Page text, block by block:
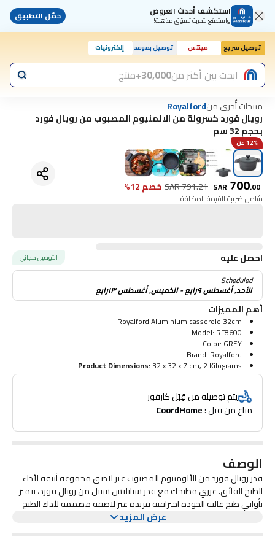
استكشف أحدث العروض
واستمتع بتجربة تسوّق مذهلة! حمّل التطبيق
توصيل سريع مينتس توصيل بموعد إلكترونيات
اليوم, 10:00 صابحث بين أكثر من30,000+ منتج
منتجات أُخرى منRoyalford
رويال فورد كسرولة من الالمنيوم المصبوب من رويال فورد
بحجم 32 سم
12% عن
SAR 700.00
SAR791.21 خصم 12%
شامل ضريبة القيمة المضافة
احصل عليه التوصيل مجاني
Scheduled
الأحد, أغسطس ٩رابع - الخميس, أغسطس ١٣رابع
أهم المميزات
Royalford Aluminium casserole 32cm
Model: RF8600
Color: GREY
Brand: Royalford
Product Dimensions:‎32 x 32 x 7 cm, 2 Kilograms
يتم توصيله من قِبَل كارفور
مباع من قبل : CoordHome
الوصف
قدر رويال فورد من الألومنيوم المصبوب غير لاصق مجموعة أنيقة لأداء
الطبخ الفائق. عززي مطبخك مع قدر ستانليس ستيل من رويال فورد، يتميز
بأواني طبخ عالية الجودة احترافية فريدة غير لاصقة مصممة لأداء الطبخ
الأمثل في المنزل. استمتع بالوجبات دون التصاق الطعام بالمقلاة أثناء
عرض المزيد